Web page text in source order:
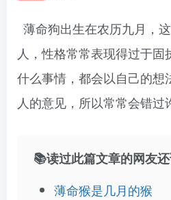
薄命狗出生在农历九月，
人，性格常常表现得过于
什么事情，都会以自己的想
人的意见，所以常常会错过
📚读过此篇文章的网友
薄命猴是几月的猴